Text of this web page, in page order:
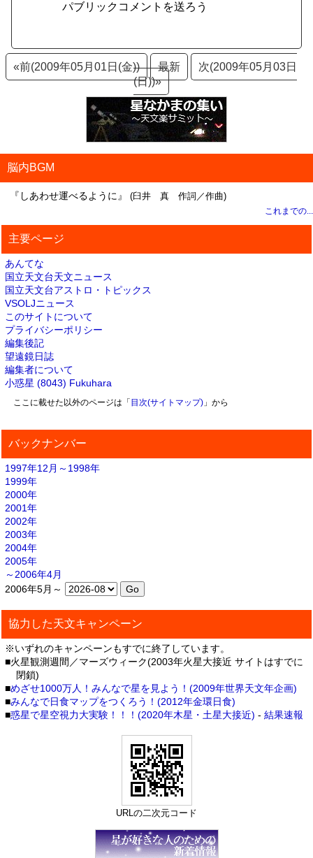
パブリックコメントを送ろう
«前(2009年05月01日(金)) 最新
次(2009年05月03日
(日))»
脳内BGM
『しあわせ運べるように』 (臼井 真 作詞／作曲)
これまでの...
主要ページ
あんてな
国立天文台天文ニュース
国立天文台アストロ・トピックス
VSOLJニュース
このサイトについて
プライバシーポリシー
編集後記
望遠鏡日誌
編集者について
小惑星 (8043) Fukuhara
ここに載せた以外のページは「 目次(サイトマップ)」から
バックナンバー
1997年12月～1998年
1999年
2000年
2001年
2002年
2003年
2004年
2005年
～2006年4月
2006年5月～
協力した天文キャンペーン
※いずれのキャンペーンもすでに終了しています。
■火星観測週間／マーズウィーク(2003年火星大接近 サイトはすでに
閉鎖)
■めざせ1000万人！みんなで星を見よう！(2009年世界天文年企画)
■みんなで日食マップをつくろう！(2012年金環日食)
■惑星で星空視力大実験！！！(2020年木星・土星大接近) - 結果速報
URLの二次元コード